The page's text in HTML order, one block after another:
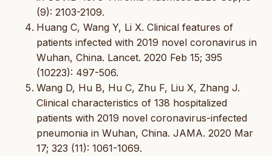
(9): 2103-2109.
Huang C, Wang Y, Li X. Clinical features of
patients infected with 2019 novel coronavirus in
Wuhan, China. Lancet. 2020 Feb 15; 395
(10223): 497-506.
Wang D, Hu B, Hu C, Zhu F, Liu X, Zhang J.
Clinical characteristics of 138 hospitalized
patients with 2019 novel coronavirus-infected
pneumonia in Wuhan, China. JAMA. 2020 Mar
17; 323 (11): 1061-1069.